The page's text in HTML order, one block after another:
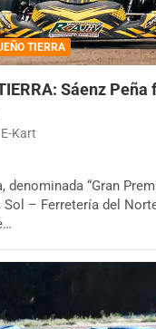
TIERRA
Sáenz Peña
E-Kart
denominada “Gran
Sol – Ferretería del